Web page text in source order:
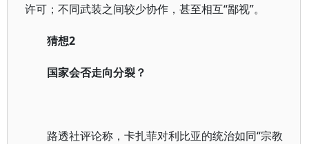
许可；不同武装之间较少协作，甚至相互“鄙视”。
猜想2
国家会否走向分裂？
路透社评论称，卡扎菲对利比亚的统治如同“宗教